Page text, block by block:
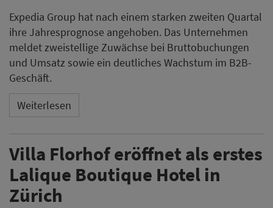
Expedia Group hat nach einem starken zweiten Quartal
ihre Jahresprognose angehoben. Das Unternehmen
meldet zweistellige Zuwächse bei Bruttobuchungen
und Umsatz sowie ein deutliches Wachstum im B2B-
Geschäft.
Weiterlesen
Villa Florhof eröffnet als erstes
Lalique Boutique Hotel in
Zürich